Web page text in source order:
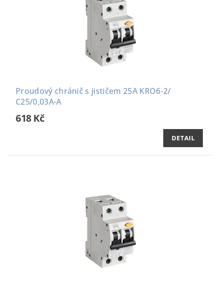
Proudový chránič s jističem 25A KRO6-2/
C25/0,03A-A
618 Kč
DETAIL